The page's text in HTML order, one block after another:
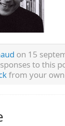
on 15
to this
from your